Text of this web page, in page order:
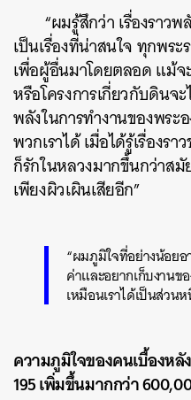
“ผมรู้สึกว่า เรื่องราว
เป็นเรื่องที่น่าสนใจ ทุกพร
เพื่อผู้อื่นมาโดยตลอด แม้
หรือโครงการเกี่ยวกับดินจ
พลังในการทำงานของพร
พวกเราได้ เมื่อได้รู้เรื่องร
ก็รักในหลวงมากขึ้นกว่าสมั
เพียงผิวเผินเสียอีก”
“ผมภูมิใจที่อย่างน้อย
ค่าและอยากเก็บงานขอ
เหมือนเราได้เป็นส่วน
ความภูมิใจของคนเบื้องห
195 เพิ่มขึ้นมากกว่า